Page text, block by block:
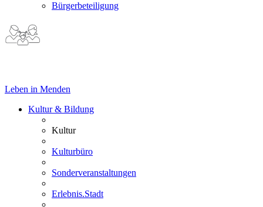
Bürgerbeteiligung
Leben in Menden
Kultur & Bildung
Kultur
Kulturbüro
Sonderveranstaltungen
Erlebnis.Stadt